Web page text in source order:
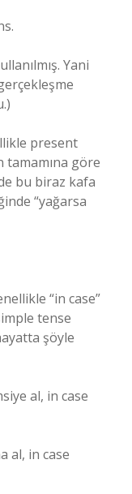
Yani
present
tamamına göre
bu biraz kafa
“yağarsa
“in case”
tense
şöyle
al, in case
al, in case